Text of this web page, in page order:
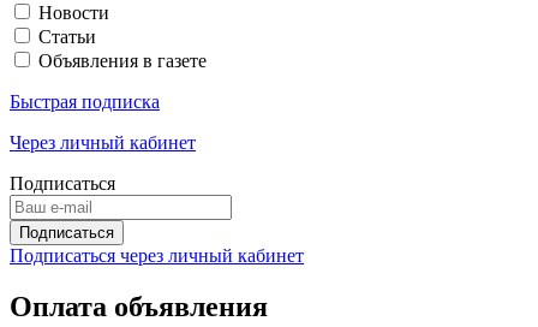
Новости
Статьи
Объявления в газете
Быстрая подписка
Через личный кабинет
Подписаться
Подписаться через личный кабинет
Оплата объявления